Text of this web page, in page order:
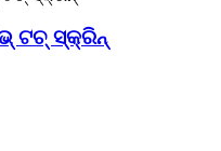
ଟଚ୍ ସ୍କ୍ରିନ୍